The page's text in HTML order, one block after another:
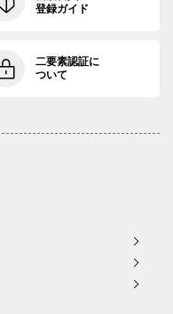
登録ガイド
二要素認証に
ついて